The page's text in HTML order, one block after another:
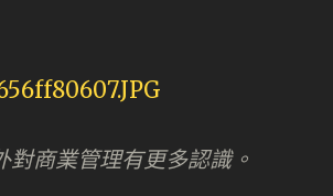
商業管理有更多認識。